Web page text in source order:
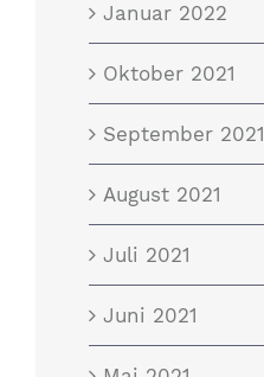
Januar 2022
Oktober 2021
September 2021
August 2021
Juli 2021
Juni 2021